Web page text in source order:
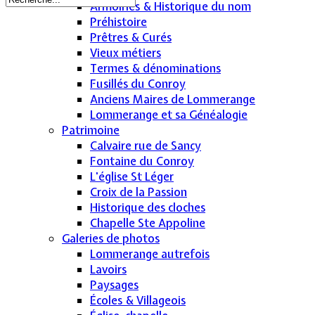
Armoiries & Historique du nom
Préhistoire
Prêtres & Curés
Vieux métiers
Termes & dénominations
Fusillés du Conroy
Anciens Maires de Lommerange
Lommerange et sa Généalogie
Patrimoine
Calvaire rue de Sancy
Fontaine du Conroy
L'église St Léger
Croix de la Passion
Historique des cloches
Chapelle Ste Appoline
Galeries de photos
Lommerange autrefois
Lavoirs
Paysages
Écoles & Villageois